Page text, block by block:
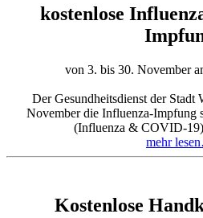
kostenlose
von 3. bis 30. November
Der Gesundheitsdienst der Stadt
November die Influenza-Impfung
(Influenza & COVID-
mehr
Kostenlose